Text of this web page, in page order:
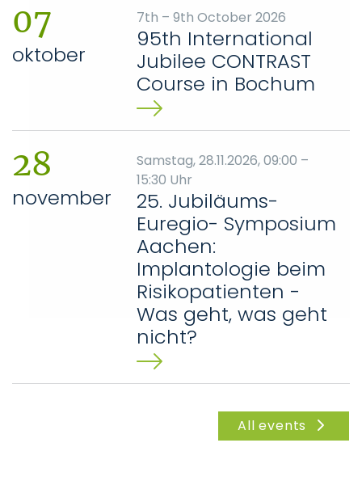
07
oktober
7th – 9th October 2026
95th International
Jubilee CONTRAST
Course in Bochum
28
november
Samstag, 28.11.2026, 09:00 –
15:30 Uhr
25. Jubiläums-
Euregio- Symposium
Aachen:
Implantologie beim
Risikopatienten -
Was geht, was geht
nicht?
Einsatz von Platelet-Rich-Fibrin in
der zahnärztlichenAll events